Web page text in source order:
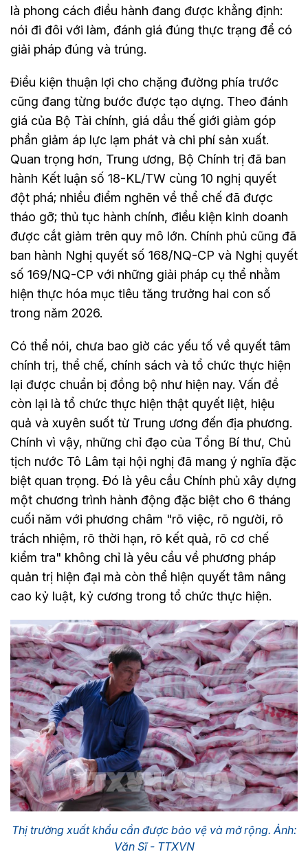
là phong cách điều hành đang được khẳng định:
nói đi đôi với làm, đánh giá đúng thực trạng để có
giải pháp đúng và trúng.
Điều kiện thuận lợi cho chặng đường phía trước
cũng đang từng bước được tạo dựng. Theo đánh
giá của Bộ Tài chính, giá dầu thế giới giảm góp
phần giảm áp lực lạm phát và chi phí sản xuất.
Quan trọng hơn, Trung ương, Bộ Chính trị đã ban
hành Kết luận số 18-KL/TW cùng 10 nghị quyết
đột phá; nhiều điểm nghẽn về thể chế đã được
tháo gỡ; thủ tục hành chính, điều kiện kinh doanh
được cắt giảm trên quy mô lớn. Chính phủ cũng đã
ban hành Nghị quyết số 168/NQ-CP và Nghị quyết
số 169/NQ-CP với những giải pháp cụ thể nhằm
hiện thực hóa mục tiêu tăng trưởng hai con số
trong năm 2026.
Có thể nói, chưa bao giờ các yếu tố về quyết tâm
chính trị, thể chế, chính sách và tổ chức thực hiện
lại được chuẩn bị đồng bộ như hiện nay. Vấn đề
còn lại là tổ chức thực hiện thật quyết liệt, hiệu
quả và xuyên suốt từ Trung ương đến địa phương.
Chính vì vậy, những chỉ đạo của Tổng Bí thư, Chủ
tịch nước Tô Lâm tại hội nghị đã mang ý nghĩa đặc
biệt quan trọng. Đó là yêu cầu Chính phủ xây dựng
một chương trình hành động đặc biệt cho 6 tháng
cuối năm với phương châm "rõ việc, rõ người, rõ
trách nhiệm, rõ thời hạn, rõ kết quả, rõ cơ chế
kiểm tra" không chỉ là yêu cầu về phương pháp
quản trị hiện đại mà còn thể hiện quyết tâm nâng
cao kỷ luật, kỷ cương trong tổ chức thực hiện.
Thị trường xuất khẩu cần được bảo vệ và mở rộng. Ảnh:
Văn Sĩ - TTXVN